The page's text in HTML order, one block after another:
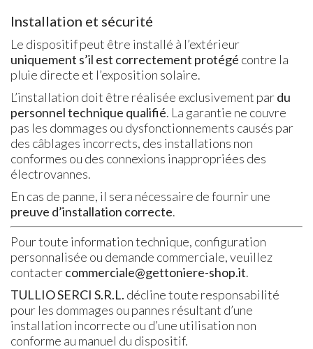
Installation et sécurité
Le dispositif peut être installé à l’extérieur
uniquement s’il est correctement protégé contre la
pluie directe et l’exposition solaire.
L’installation doit être réalisée exclusivement pardu
personnel technique qualifié. La garantie ne couvre
pas les dommages ou dysfonctionnements causés par
des câblages incorrects, des installations non
conformes ou des connexions inappropriées des
électrovannes.
En cas de panne, il sera nécessaire de fournir une
preuve d’installation correcte.
Pour toute information technique, configuration
personnalisée ou demande commerciale, veuillez
contactercommerciale@gettoniere-shop.it.
TULLIO SERCI S.R.L. décline toute responsabilité
pour les dommages ou pannes résultant d’une
installation incorrecte ou d’une utilisation non
conforme au manuel du dispositif.